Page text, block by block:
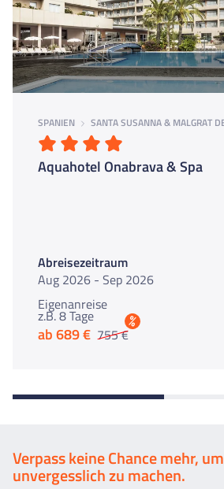
SPANIEN SANTA SUSANNA & MALGRAT
Aquahotel Onabrava & Spa
Abreisezeitraum
Aug 2026 - Sep 2026
Eigenanreise
z.B. 8 Tage
ab 689 € 755 €
%
Verpass keine Chance mehr,
unvergesslich zu machen.